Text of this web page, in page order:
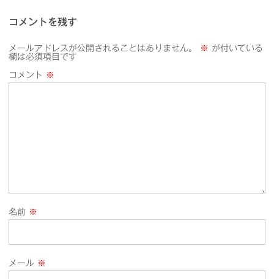
コメントを残す
メールアドレスが公開されることはありません。 ※ が付いている
欄は必須項目です
コメント ※
名前 ※
メール ※